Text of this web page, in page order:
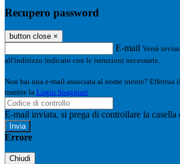
Recupero password
button close ×
E-mail Verrà
all'indirizzo indicato con le istruzioni necessarie.
Non hai una e-mail associata al nome utente? Effettua
tramite la Login Spaggiari
E-mail inviata, si prega di controllare la casella
Errore
Chiudi